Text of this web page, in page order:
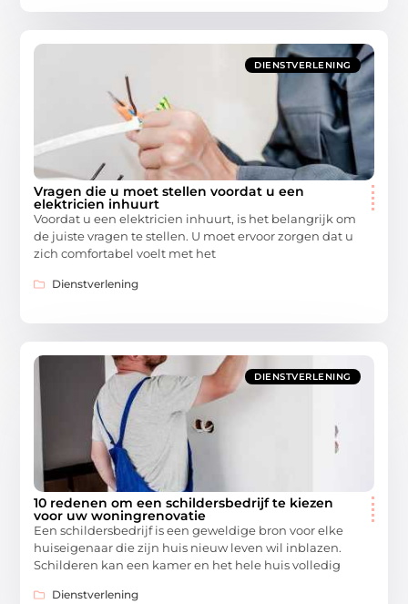
DIENSTVERLENING
Vragen die u moet stellen voordat u een
elektricien inhuurt
Voordat u een elektricien inhuurt, is het belangrijk om
de juiste vragen te stellen. U moet ervoor zorgen dat u
zich comfortabel voelt met het
Dienstverlening
DIENSTVERLENING
10 redenen om een schildersbedrijf te kiezen
voor uw woningrenovatie
Een schildersbedrijf is een geweldige bron voor elke
huiseigenaar die zijn huis nieuw leven wil inblazen.
Schilderen kan een kamer en het hele huis volledig
Dienstverlening